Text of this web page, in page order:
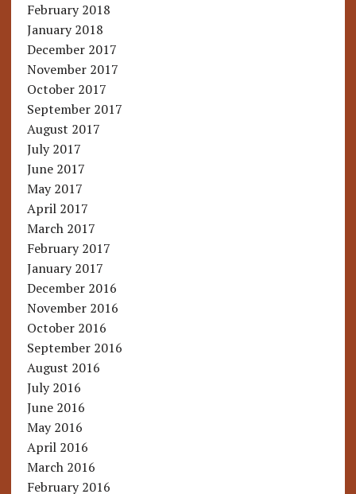
February 2018
January 2018
December 2017
November 2017
October 2017
September 2017
August 2017
July 2017
June 2017
May 2017
April 2017
March 2017
February 2017
January 2017
December 2016
November 2016
October 2016
September 2016
August 2016
July 2016
June 2016
May 2016
April 2016
March 2016
February 2016